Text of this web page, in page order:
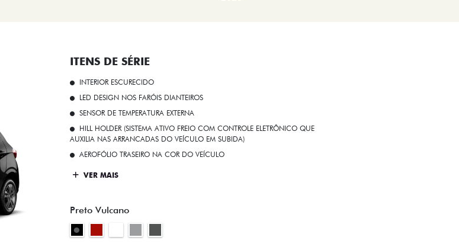
ITENS DE SÉRIE
INTERIOR ESCURECIDO
LED DESIGN NOS FARÓIS DIANTEIROS
SENSOR DE TEMPERATURA EXTERNA
HILL HOLDER (SISTEMA ATIVO FREIO COM CONTROLE ELETRÔNICO QUE
AUXILIA NAS ARRANCADAS DO VEÍCULO EM SUBIDA)
AEROFÓLIO TRASEIRO NA COR DO VEÍCULO
VER MAIS
Preto Vulcano